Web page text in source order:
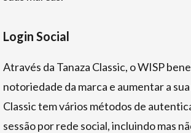
Login Social
Através da Tanaza Classic, o WISP
notoriedade da marca e aumentar a
Classic tem vários métodos de
sessão por rede social, incluindo mas